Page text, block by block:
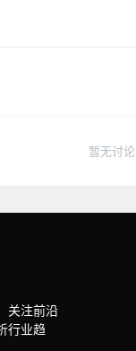
暂无讨
关注前沿
行业趋